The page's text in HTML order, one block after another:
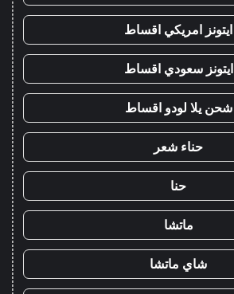
ايتونز امريكي اقساط
ايتونز سعودي اقساط
شحن يلا لودو اقساط
حناء شعر
حنا
ماتشا
شاي ماتشا